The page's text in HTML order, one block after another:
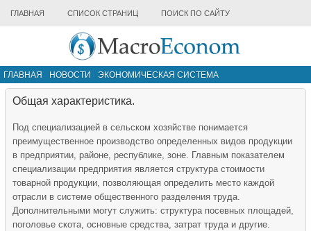
ГЛАВНАЯ СПИСОК СТРАНИЦ ПОИСК ПО САЙТУ
ГЛАВНАЯ НОВОСТИ
ЭКОНОМИЧЕСКАЯ СИСТЕМА
ИНФРАСТРУКТУРА РЫНКА
Общая характеристика.
Под специализацией в сельском хозяйстве понимается
преимущественное производство определенных видов продукции
в предприятии, районе, республике, зоне. Главным показателем
специализации предприятия является структура стоимости
товарной продукции, позволяющая определить место каждой
отрасли в системе общественного разделения труда.
Дополнительными могут служить: структура посевных площадей,
поголовье скота, основные средства, затрат труда и другие.